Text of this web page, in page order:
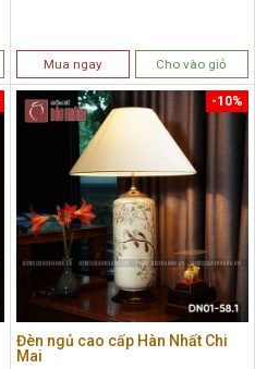
Mua ngay Cho vào giỏ
Đèn ngủ cao cấp Hàn Nhất Chi
Mai
-10%